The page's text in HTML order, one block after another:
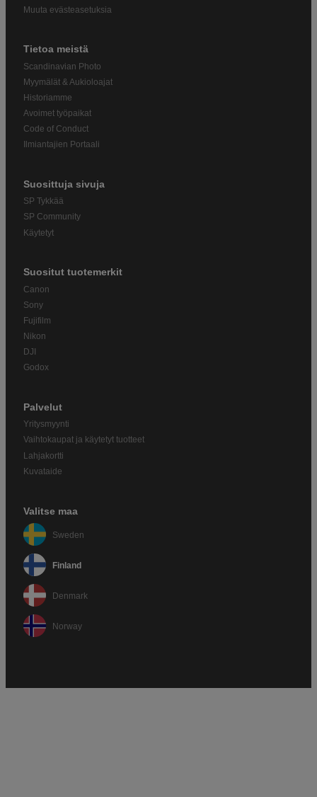
Muuta evästeasetuksia
Tietoa meistä
Scandinavian Photo
Myymälät & Aukioloajat
Historiamme
Avoimet työpaikat
Code of Conduct
Ilmiantajien Portaali
Suosittuja sivuja
SP Tykkää
SP Community
Käytetyt
Suositut tuotemerkit
Canon
Sony
Fujifilm
Nikon
DJI
Godox
Palvelut
Yritysmyynti
Vaihtokaupat ja käytetyt tuotteet
Lahjakortti
Kuvataide
Valitse maa
Sweden
Finland
Denmark
Norway